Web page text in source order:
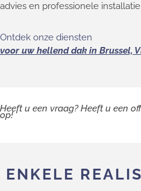
advies en professionele
Ontdek onze diensten
voor uw hellend dak in Brussel,
Heeft u een vraag? Heeft u een
op!
ENKELE